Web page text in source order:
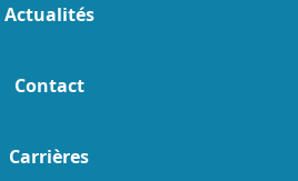
Actualités
Contact
Carrières